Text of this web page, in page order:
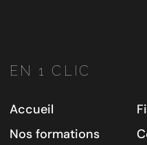
EN 1 CLIC
Accueil
Nos formations